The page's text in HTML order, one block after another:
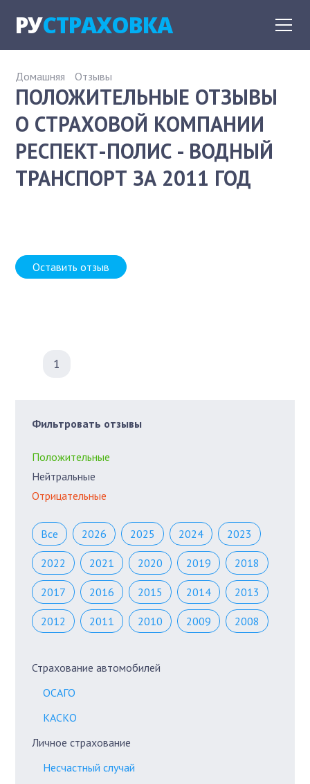
РУСТРАХОВКА
Домашняя Отзывы
ПОЛОЖИТЕЛЬНЫЕ ОТЗЫВЫ
О СТРАХОВОЙ КОМПАНИИ
РЕСПЕКТ-ПОЛИС - ВОДНЫЙ
ТРАНСПОРТ ЗА 2011 ГОД
Оставить отзыв
1
Фильтровать отзывы
Положительные
Нейтральные
Отрицательные
Все 2026 2025 2024 2023
2022 2021 2020 2019 2018
2017 2016 2015 2014 2013
2012 2011 2010 2009 2008
Страхование автомобилей
ОСАГО
КАСКО
Личное страхование
Несчастный случай